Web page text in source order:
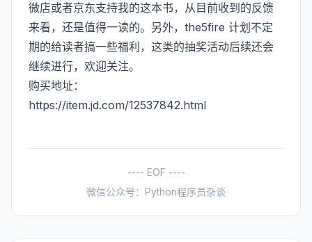
微店或者京东支持我的这本书，从目前收到的反馈
来看，还是值得一读的。另外，the5fire 计划不定
期的给读者搞一些福利，这类的抽奖活动后续还会
继续进行，欢迎关注。
购买地址：
https://item.jd.com/12537842.html
---- EOF ----
微信公众号：Python程序员杂谈